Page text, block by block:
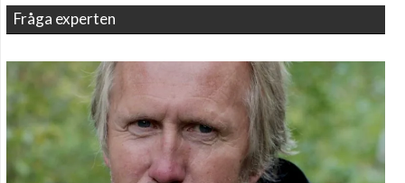
Fråga experten